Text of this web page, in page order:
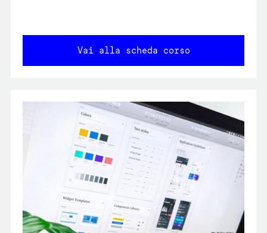
Vai alla scheda corso